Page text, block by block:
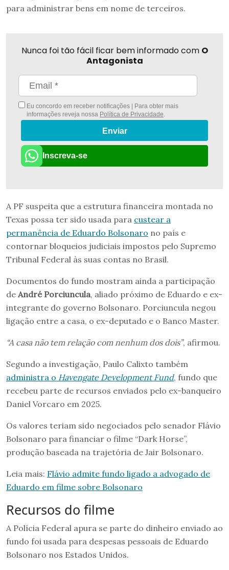
para administrar bens em nome de terceiros.
Nunca foi tão fácil ficar bem informado com O
Antagonista
Eu concordo em receber notificações | Para obter mais
informações reveja nossa Política de Privacidade.
Enviar
Inscreva-se
A PF suspeita que a estrutura financeira montada no
Texas possa ter sido usada para custear a
permanência de Eduardo Bolsonaro no país e
contornar bloqueios judiciais impostos pelo Supremo
Tribunal Federal às suas contas no Brasil.
Documentos do fundo mostram ainda a participação
de André Porciuncula, aliado próximo de Eduardo e ex-
integrante do governo Bolsonaro. Porciuncula negou
ligação entre a casa, o ex-deputado e o Banco Master.
“A casa não tem relação com nenhum dos dois”, afirmou.
Segundo a investigação, Paulo Calixto também
administra o Havengate Development Fund, fundo que
recebeu parte de recursos enviados pelo ex-banqueiro
Daniel Vorcaro em 2025.
Os valores teriam sido negociados pelo senador Flávio
Bolsonaro para financiar o filme “Dark Horse”,
produção baseada na trajetória de Jair Bolsonaro.
Leia mais: Flávio admite fundo ligado a advogado de
Eduardo em filme sobre Bolsonaro
Recursos do filme
A Polícia Federal apura se parte do dinheiro enviado ao
fundo foi usada para despesas pessoais de Eduardo
Bolsonaro nos Estados Unidos.